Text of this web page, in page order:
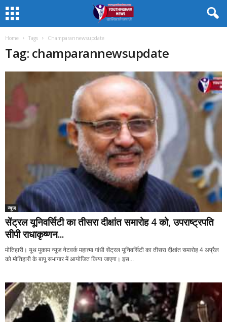
Home Tags Champarannewsupdate
Tag: champarannewsupdate
न्यूज
सेंट्रल यूनिवर्सिटी का तीसरा दीक्षांत समारोह 4 को, उपराष्ट्रपति
सीपी राधाकृष्णन...
मोतिहारी। यूथ मुकाम न्यूज नेटवर्क महात्मा गांधी सेंट्रल यूनिवर्सिटी का तीसरा दीक्षांत समारोह 4 अप्रैल
को मोतिहारी के बापू सभागार में आयोजित किया जाएगा। इस...